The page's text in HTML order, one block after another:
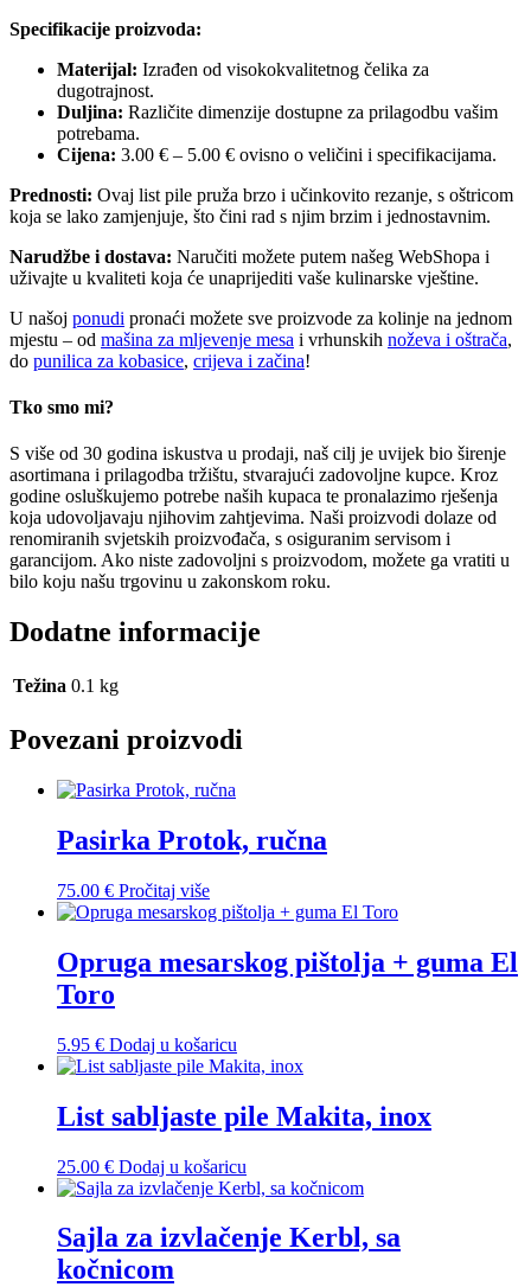
Specifikacije proizvoda:
Materijal: Izrađen od visokokvalitetnog čelika za
dugotrajnost.
Duljina: Različite dimenzije dostupne za prilagodbu vašim
potrebama.
Cijena: 3.00 € – 5.00 € ovisno o veličini i specifikacijama.
Prednosti: Ovaj list pile pruža brzo i učinkovito rezanje, s oštricom
koja se lako zamjenjuje, što čini rad s njim brzim i jednostavnim.
Narudžbe i dostava: Naručiti možete putem našeg WebShopa i
uživajte u kvaliteti koja će unaprijediti vaše kulinarske vještine.
U našoj ponudi pronaći možete sve proizvode za kolinje na jednom
mjestu – od mašina za mljevenje mesa i vrhunskih noževa i oštrača,
do punilica za kobasice, crijeva i začina!
Tko smo mi?
S više od 30 godina iskustva u prodaji, naš cilj je uvijek bio širenje
asortimana i prilagodba tržištu, stvarajući zadovoljne kupce. Kroz
godine osluškujemo potrebe naših kupaca te pronalazimo rješenja
koja udovoljavaju njihovim zahtjevima. Naši proizvodi dolaze od
renomiranih svjetskih proizvođača, s osiguranim servisom i
garancijom. Ako niste zadovoljni s proizvodom, možete ga vratiti u
bilo koju našu trgovinu u zakonskom roku.
Dodatne informacije
Težina 0.1 kg
Povezani proizvodi
Pasirka Protok, ručna
75.00 € Pročitaj više
Opruga mesarskog pištolja + guma El
Toro
5.95 € Dodaj u košaricu
List sabljaste pile Makita, inox
25.00 € Dodaj u košaricu
Sajla za izvlačenje Kerbl, sa
kočnicom